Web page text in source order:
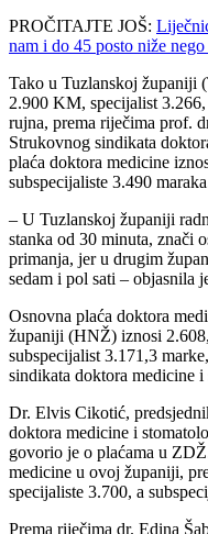
PROČITAJTE JOŠ:
nam i do 45 posto niže
Tako u Tuzlanskoj županiji
2.900 KM, specijalist
rujna, prema riječima prof.
Strukovnog sindikata
plaća doktora medicine
subspecijaliste 3.490
– U Tuzlanskoj županiji
stanka od 30 minuta, znači
primanja, jer u drugim
sedam i pol sati – objasnila
Osnovna plaća doktora
županiji (HNŽ) iznosi
subspecijalist 3.171,3
sindikata doktora medicine
Dr. Elvis Cikotić,
doktora medicine i
govorio je o plaćama u
medicine u ovoj županiji,
specijaliste 3.700, a
Prema riječima dr. Edina